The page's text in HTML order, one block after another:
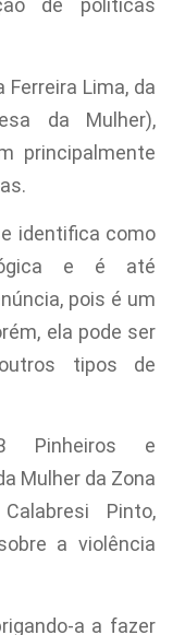
de políticas
Lima, da
da Mulher),
principalmente
identifica como
e é até
pois é um
ela pode ser
tipos de
Pinheiros e
Mulher da Zona
Pinto,
a violência
a a fazer